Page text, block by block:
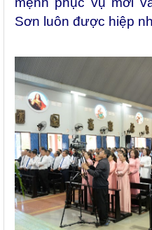
Sơn luôn được hiệp